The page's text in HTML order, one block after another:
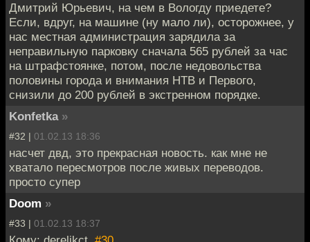
Дмитрий Юрьевич, на чем в Вологду приедете?
Если, вдруг, на машине (ну мало ли), осторожнее, у
нас местная администрация зарядила за
неправильную парковку сначала 565 рублей за час
на штрафстоянке, потом, после недовольства
половины города и внимания НТВ и Первого,
снизили до 200 рублей в экстренном порядке.
Konfetka »
#32 | 01.02.13 18:36
насчет двд, это прекрасная новость. как мне не
хватало пересмотров после живых переводов.
просто супер
Doom »
#33 | 01.02.13 18:37